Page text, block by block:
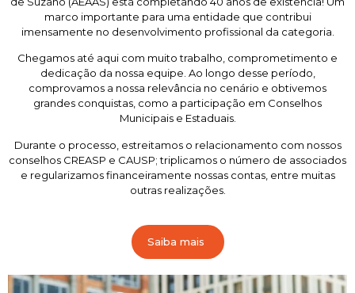
marco importante para uma entidade que contribui
imensamente no desenvolvimento profissional da categoria.
Chegamos até aqui com muito trabalho, comprometimento e
dedicação da nossa equipe. Ao longo desse período,
comprovamos a nossa relevância no cenário e obtivemos
grandes conquistas, como a participação em Conselhos
Municipais e Estaduais.
Durante o processo, estreitamos o relacionamento com nossos
conselhos CREASP e CAUSP; triplicamos o número de associados
e regularizamos financeiramente nossas contas, entre muitas
outras realizações.
Saiba mais